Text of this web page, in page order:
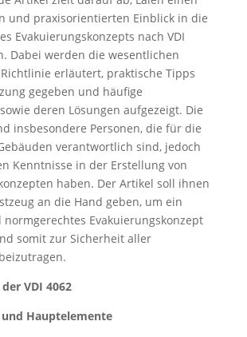
und praxisorientierten Einblick in die
Evakuierungskonzepts nach VDI
Dabei werden die wesentlichen
erläutert, praktische Tipps
gegeben und häufige
deren Lösungen aufgezeigt. Die
insbesondere Personen, die für die
verantwortlich sind, jedoch
Kenntnisse in der Erstellung von
haben. Der Artikel soll ihnen
an die Hand geben, um ein
Evakuierungskonzept
somit zur Sicherheit aller
VDI 4062
Hauptelemente